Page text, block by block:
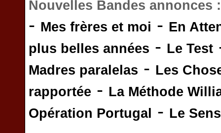
Nouvelles Bandes annonces
- Mes frères et moi - En
plus belles années - Le Test
Madres paralelas - Les
rapportée - La Méthode
Opération Portugal
- Le